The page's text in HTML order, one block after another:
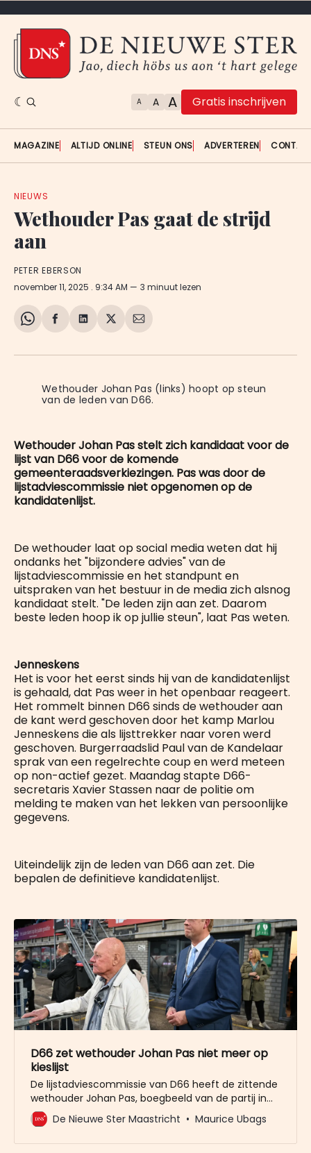
A A A Gratis inschrijven
MAGAZINE ALTIJD ONLINE STEUN ONS ADVERTEREN
NIEUWS
Wethouder Pas gaat de strijd
aan
PETER EBERSON
november 11, 2025 . 9:34 AM 3 minuut lezen
Share
WhatsApp
Delen
Facebook
Delen
LinkedIn
Share
X
Deel
E-
Wethouder Johan Pas (links) hoopt op steun
van de leden van D66.
Wethouder Johan Pas stelt zich kandidaat voor de
lijst van D66 voor de komende
gemeenteraadsverkiezingen. Pas was door de
lijstadviescommissie niet opgenomen op de
kandidatenlijst.
De wethouder laat op social media weten dat hij
ondanks het "bijzondere advies" van de
lijstadviescommissie en het standpunt en
uitspraken van het bestuur in de media zich alsnog
kandidaat stelt. "De leden zijn aan zet. Daarom
beste leden hoop ik op jullie steun", laat Pas weten.
Jenneskens
Het is voor het eerst sinds hij van de kandidatenlijst
is gehaald, dat Pas weer in het openbaar reageert.
Het rommelt binnen D66 sinds de wethouder aan
de kant werd geschoven door het kamp Marlou
Jenneskens die als lijsttrekker naar voren werd
geschoven. Burgerraadslid Paul van de Kandelaar
sprak van een regelrechte coup en werd meteen
op non-actief gezet. Maandag stapte D66-
secretaris Xavier Stassen naar de politie om
melding te maken van het lekken van persoonlijke
gegevens.
Uiteindelijk zijn de leden van D66 aan zet. Die
bepalen de definitieve kandidatenlijst.
D66 zet wethouder Johan Pas niet meer op
kieslijst
De lijstadviescommissie van D66 heeft de zittende
wethouder Johan Pas, boegbeeld van de partij in
de stad, geen plek op de kieslijst gegeven. De partij
heeft na lijsttrekker Marlou Jenneskens die al
De Nieuwe Ster Maastricht Maurice Ubags